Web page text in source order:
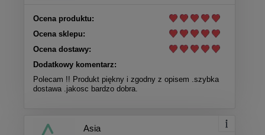
Ocena produktu:
Ocena sklepu:
Ocena dostawy:
Dodatkowy komentarz:
Polecam !! Produkt piękny i zgodny z opisem .szybka
dostawa .jakosc bardzo dobra.
Asia